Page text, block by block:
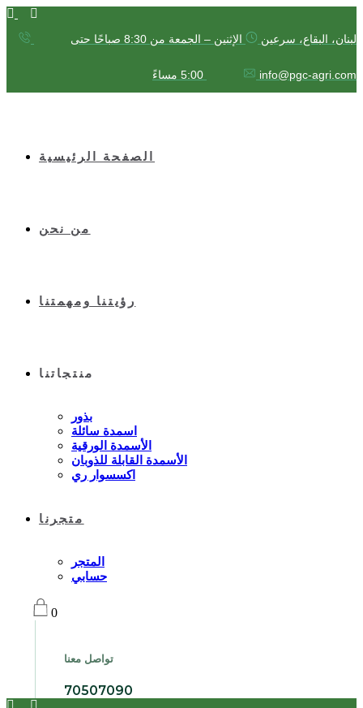
لبنان، البقاع، سرعين الإثنين – الجمعة من 8:30 صباحًا حتى
5:00 مساءً info@pgc-agri.com
الصفحة الرئيسية
من نحن
رؤيتنا ومهمتنا
منتجاتنا
بذور
اسمدة سائلة
الأسمدة الورقية
الأسمدة القابلة للذوبان
اكسسوار ري
متجرنا
المتجر
حسابي
0
تواصل معنا
70507090